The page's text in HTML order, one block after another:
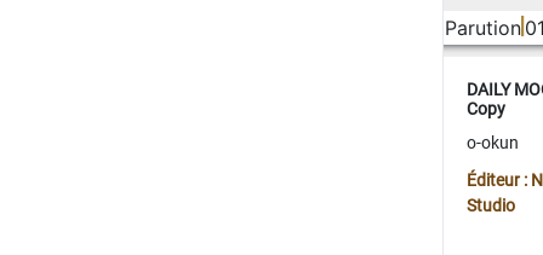
Parution
DAILY
Copy
o-okun
Éditeur :
Studio